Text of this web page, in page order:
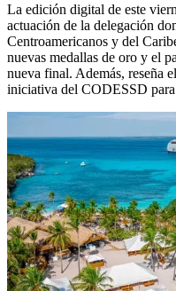
La edición digital de este
actuación de la delegación
Centroamericanos y del
nuevas medallas de oro y el
nueva final. Además, reseña
iniciativa del CODESSD